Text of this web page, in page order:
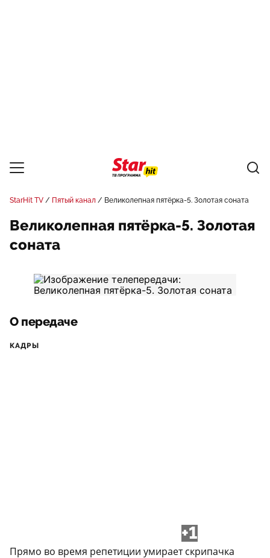
StarHit TV Пятый канал Великолепная пятёрка-5. Золотая соната
Великолепная пятёрка-5. Золотая
соната
О передаче
КАДРЫ
+1
Прямо во время репетиции умирает скрипачка